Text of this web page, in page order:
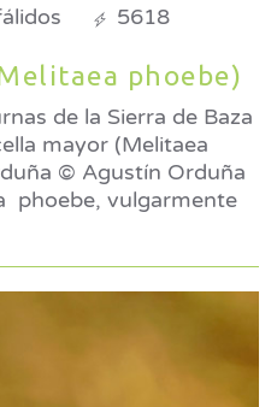
5618
phoebe)
de la Sierra de Baza
mayor (Melitaea